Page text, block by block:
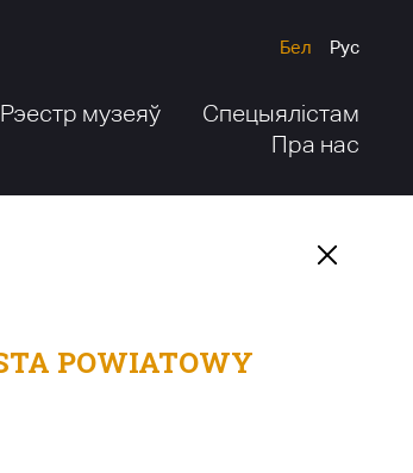
Бел Рус
Рэестр музеяў
Спецыялістам
Пра нас